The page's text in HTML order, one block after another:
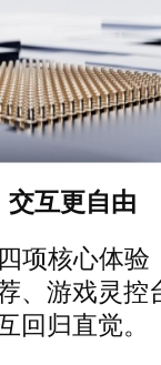
交互更自由
项核心体
、游戏灵控
回归直觉。